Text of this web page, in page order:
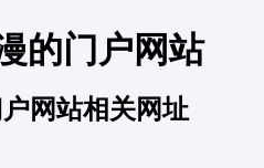
的门户网站
网站相关网址